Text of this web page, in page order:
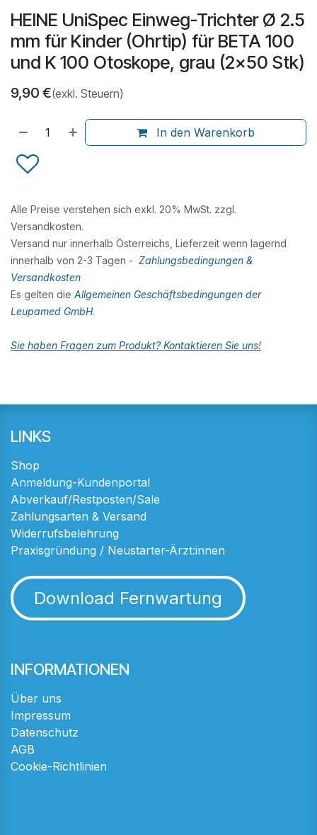
HEINE UniSpec Einweg-Trichter Ø 2.5
mm für Kinder (Ohrtip) für BETA 100
und K 100 Otoskope, grau (2x50 Stk)
9,90 €(exkl. Steuern)
In den Warenkorb
Alle Preise verstehen sich exkl. 20% MwSt. zzgl.
Versandkosten.
Versand nur innerhalb Österreichs, Lieferzeit wenn lagernd
innerhalb von 2-3 Tagen - Zahlungsbedingungen &
Versandkosten
Es gelten die Allgemeinen Geschäftsbedingungen der
Leupamed GmbH.
Sie haben Fragen zum Produkt? Kontaktieren Sie uns!
LINKS
Shop
Anmeldung-Kundenportal
Abverkauf/Restposten/Sale
Zahlungsarten & Versand
Widerrufsbelehrung
Praxisgründung / Neustarter-Ärzt:innen
Download Fernwartung
INFORMATIONEN
Über uns
Impressum
Datenschutz
AGB
Cookie-Richtlinien